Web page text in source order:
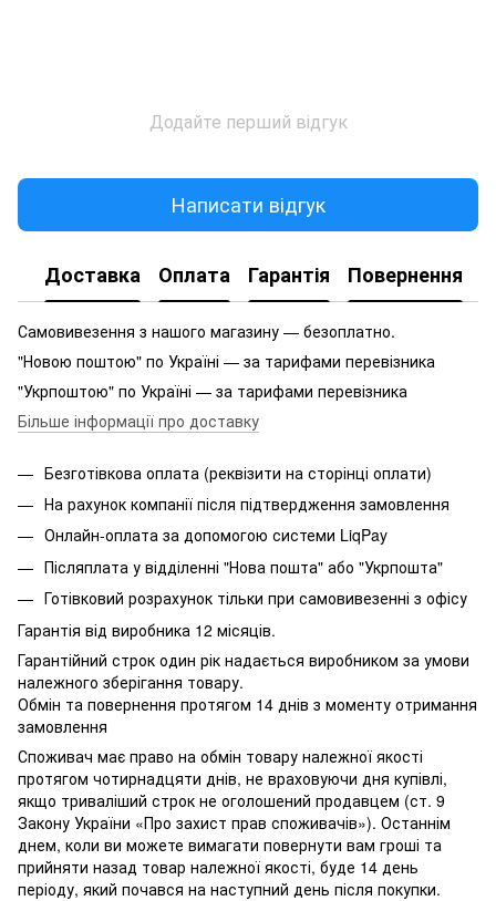
Додайте перший відгук
Написати відгук
Доставка Оплата Гарантія Повернення
Самовивезення з нашого магазину — безоплатно.
"Новою поштою" по Україні — за тарифами перевізника
"Укрпоштою" по Україні — за тарифами перевізника
Більше інформації про доставку
Безготівкова оплата (реквізити на сторінці оплати)
На рахунок компанії після підтвердження замовлення
Онлайн-оплата за допомогою системи LiqPay
Післяплата у відділенні "Нова пошта" або "Укрпошта"
Готівковий розрахунок тільки при самовивезенні з офісу
Гарантія від виробника 12 місяців.
Гарантійний строк один рік надається виробником за умови
належного зберігання товару.
Обмін та повернення протягом 14 днів з моменту отримання
замовлення
Споживач має право на обмін товару належної якості
протягом чотирнадцяти днів, не враховуючи дня купівлі,
якщо триваліший строк не оголошений продавцем (ст. 9
Закону України «Про захист прав споживачів»). Останнім
днем, коли ви можете вимагати повернути вам гроші та
прийняти назад товар належної якості, буде 14 день
періоду, який почався на наступний день після покупки.